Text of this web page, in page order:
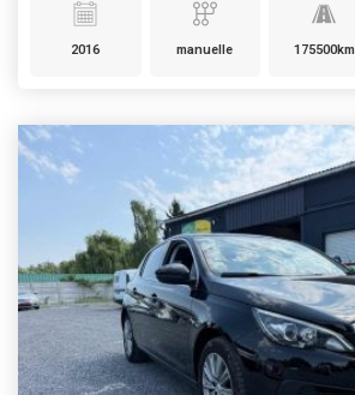
2016 manuelle 175500km